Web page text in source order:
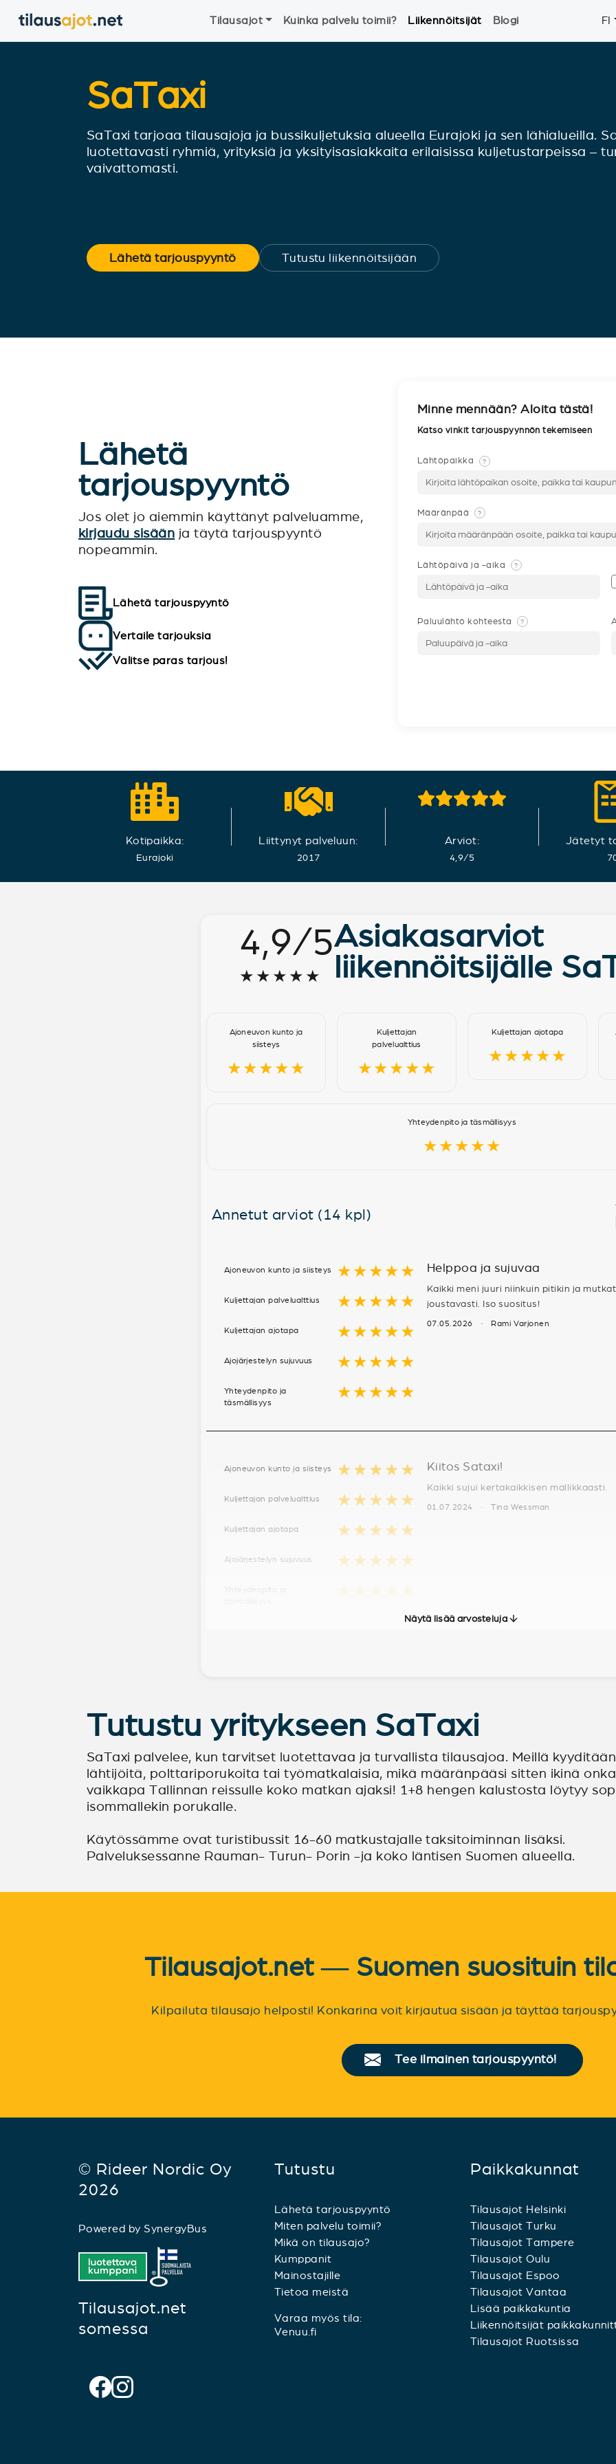
Tilausajot Kuinka palvelu toimii? Liikennöitsijät Blogi FI
SaTaxi
SaTaxi tarjoaa tilausajoja ja bussikuljetuksia alueella Eurajoki ja sen lähialueilla.
luotettavasti ryhmiä, yrityksiä ja yksityisasiakkaita erilaisissa kuljetustarpeissa –
vaivattomasti.
Lähetä tarjouspyyntö Tutustu liikennöitsijään
Lähetä
tarjouspyyntö
Jos olet jo aiemmin käyttänyt palveluamme,
kirjaudu sisään ja täytä tarjouspyyntö
nopeammin.
Lähetä tarjouspyyntö
Vertaile tarjouksia
Valitse paras tarjous!
Minne mennään? Aloita tästä!
Katso vinkit tarjouspyynnön tekemiseen
Lähtöpaikka ?
Määränpää ?
Lähtöpäivä ja -aika ?
Paluulähtö kohteesta ?
Kotipaikka:
Eurajoki
Liittynyt palveluun:
2017
Arviot:
4,9/5
Jätetyt
4,9/5
★★★★★
Asiakasarviot
liikennöitsijälle
Ajoneuvon kunto ja
siisteys
★★★★★
Kuljettajan
palvelualttius
★★★★★
Kuljettajan ajotapa
★★★★★
Yhteydenpito ja täsmällisyys
★★★★★
Annetut arviot (14 kpl)
Ajoneuvon kunto ja siisteys ★★★★★
Kuljettajan palvelualttius ★★★★★
Kuljettajan ajotapa ★★★★★
Ajojärjestelyn sujuvuus ★★★★★
Yhteydenpito ja
täsmällisyys
★★★★★
Helppoa ja sujuvaa
Kaikki meni juuri niinkuin pitikin ja
joustavasti. Iso suositus!
07.05.2026 · Rami Varjonen
Ajoneuvon kunto ja siisteys ★★★★★
Kuljettajan palvelualttius ★★★★★
Kuljettajan ajotapa ★★★★★
Ajojärjestelyn sujuvuus ★★★★★
★★★★★
Kiitos Sataxi!
Kaikki sujui kertakaikkisen mallikkaasti.
01.07.2024 · Tina Wessman
Näytä lisää arvosteluja
Tutustu yritykseen SaTaxi
SaTaxi palvelee, kun tarvitset luotettavaa ja turvallista tilausajoa. Meillä
lähtijöitä, polttariporukoita tai työmatkalaisia, mikä määränpääsi sitten ikinä
vaikkapa Tallinnan reissulle koko matkan ajaksi! 1+8 hengen kalustosta löytyy
isommallekin porukalle.
Käytössämme ovat turistibussit 16-60 matkustajalle taksitoiminnan lisäksi.
Palveluksessanne Rauman- Turun- Porin -ja koko läntisen Suomen alueella.
Tilausajot.net — Suomen suosituin
Kilpailuta tilausajo helposti! Konkarina voit kirjautua sisään ja täyttää
Tee ilmainen tarjouspyyntö!
© Rideer Nordic Oy
2026
Powered by SynergyBus
Tilausajot.net
somessa
Tutustu
Lähetä tarjouspyyntö
Miten palvelu toimii?
Mikä on tilausajo?
Kumppanit
Mainostajille
Tietoa meistä
Varaa myös tila:
Venuu.fi
Paikkakunnat
Tilausajot Helsinki
Tilausajot Turku
Tilausajot Tampere
Tilausajot Oulu
Tilausajot Espoo
Tilausajot Vantaa
Lisää paikkakuntia
Liikennöitsijät
Tilausajot Ruotsissa